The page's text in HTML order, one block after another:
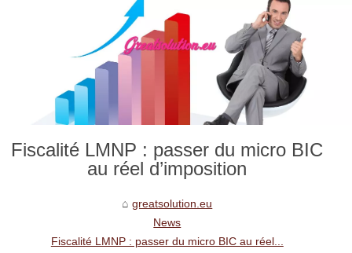
Fiscalité LMNP : passer du micro BIC
au réel d’imposition
greatsolution.eu
News
Fiscalité LMNP : passer du micro BIC au réel...